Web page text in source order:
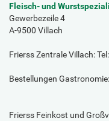
Fleisch- und
Gewerbezeile 4
A-9500 Villach
Frierss Zentrale Villach:
Bestellungen Gastronomie:
Frierss Feinkost und